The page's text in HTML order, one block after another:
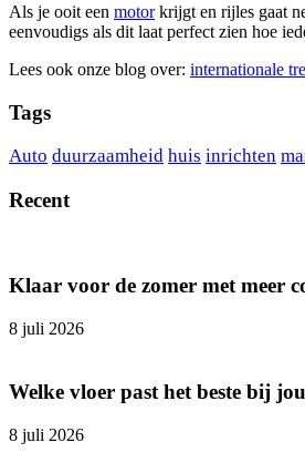
Als je ooit een motorkrijgt en rijles gaat
eenvoudigs als dit laat perfect zien hoe
Lees ook onze blog over: internationale
Tags
Auto duurzaamheid huis inrichten
Recent
Klaar voor de zomer met meer
8 juli 2026
Welke vloer past het beste bij
8 juli 2026